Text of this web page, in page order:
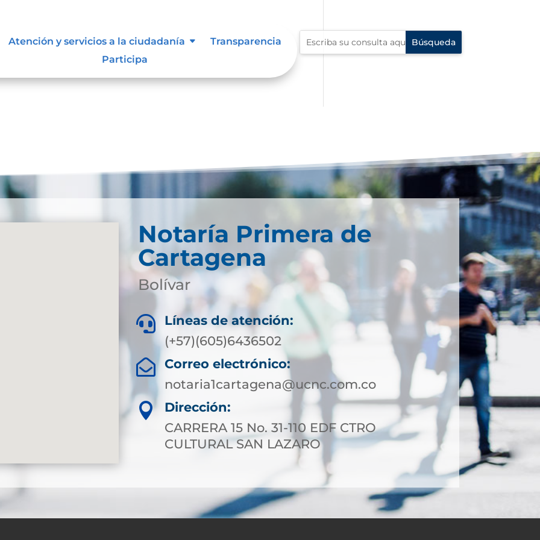
Atención y servicios a la ciudadanía
Transparencia
Participa
de la información.
Notaría Primera de
Cartagena
Bolívar

Líneas de atención:
(+57)(605)6436502

Correo electrónico:
notaria1cartagena@ucnc.com.co

Dirección:
CARRERA 15 No. 31-110 EDF CTRO
CULTURAL SAN LAZARO